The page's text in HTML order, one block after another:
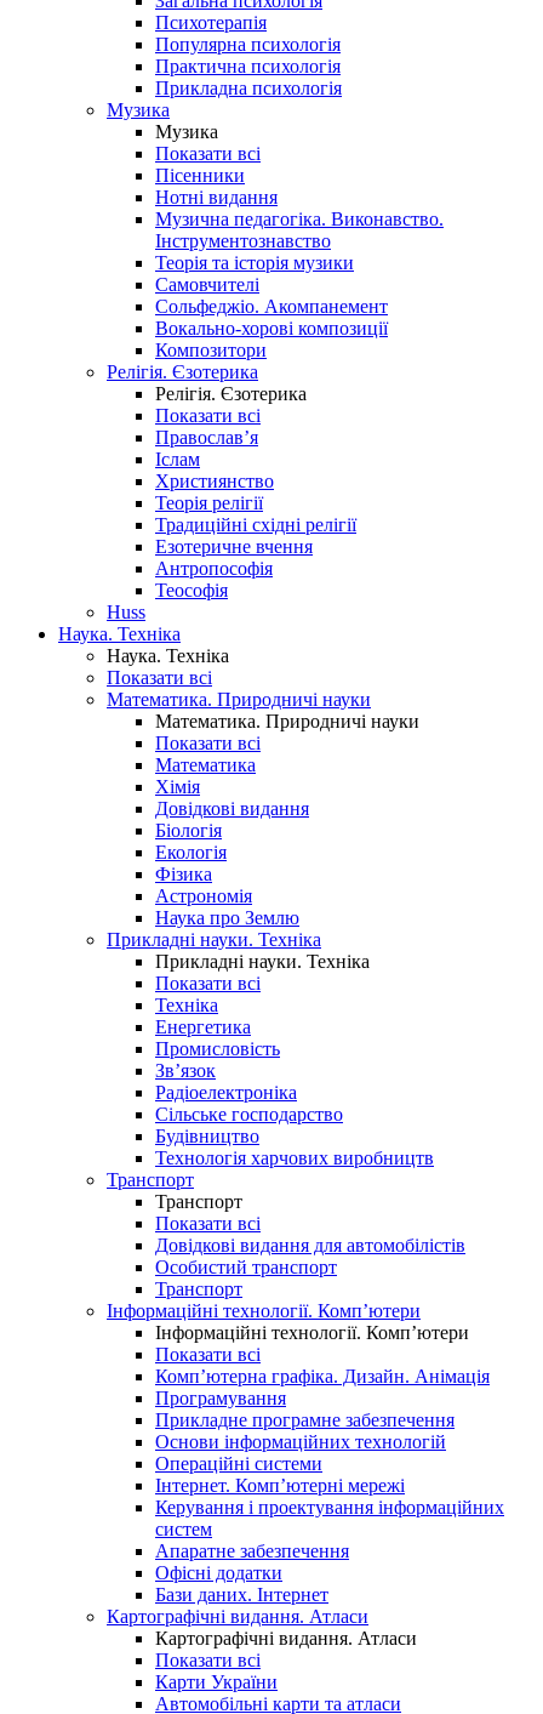
Психотерапія
Популярна психологія
Практична психологія
Прикладна психологія
Музика
Музика
Показати всі
Пісенники
Нотні видання
Музична педагогіка. Виконавство.
Інструментознавство
Теорія та історія музики
Самовчителі
Сольфеджіо. Акомпанемент
Вокально-хорові композиції
Композитори
Релігія. Єзотерика
Релігія. Єзотерика
Показати всі
Православ’я
Іслам
Християнство
Теорія релігії
Традиційні східні релігії
Езотеричне вчення
Антропософія
Теософія
Huss
Наука. Техніка
Наука. Техніка
Показати всі
Математика. Природничі науки
Математика. Природничі науки
Показати всі
Математика
Хімія
Довідкові видання
Біологія
Екологія
Фізика
Астрономія
Наука про Землю
Прикладні науки. Техніка
Прикладні науки. Техніка
Показати всі
Техніка
Енергетика
Промисловість
Зв’язок
Радіоелектроніка
Сільське господарство
Будівництво
Технологія харчових виробництв
Транспорт
Транспорт
Показати всі
Довідкові видання для автомобілістів
Особистий транспорт
Транспорт
Інформаційні технології. Комп’ютери
Інформаційні технології. Комп’ютери
Показати всі
Комп’ютерна графіка. Дизайн. Анімація
Програмування
Прикладне програмне забезпечення
Основи інформаційних технологій
Операційні системи
Інтернет. Комп’ютерні мережі
Керування і проектування інформаційних
систем
Апаратне забезпечення
Офісні додатки
Бази даних. Інтернет
Картографічні видання. Атласи
Картографічні видання. Атласи
Показати всі
Карти України
Автомобільні карти та атласи